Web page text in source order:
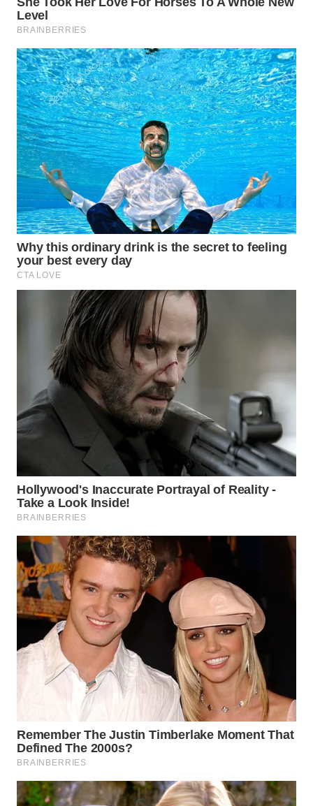
WN
KALTARA
WN
KALSEL
WN
KALTIM
WN
SULSEL
WN
GORONTALO
WN
MALUKU
WN
MALUT
WN
DANAU
WN
NIAS
WN
LANGKAT
WN
TAPANULI
WN
TANJUNG
LESUNG
WN